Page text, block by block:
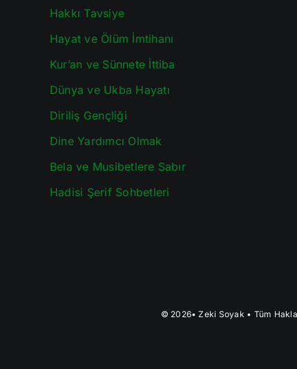
Hakkı Tavsiye
Hayat ve Ölüm İmtihanı
Kur’an ve Sünnete İttiba
Dünya ve Ukba Hayatı
Diriliş Gençliği
Dine Yardımcı Olmak
Bela ve Musibetlere Sabır
Hadisi Şerif Sohbetleri
© 2026•Zeki Soyak• Tüm